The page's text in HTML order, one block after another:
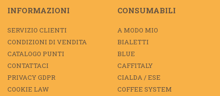
INFORMAZIONI
SERVIZIO CLIENTI
CONDIZIONI DI VENDITA
CATALOGO PUNTI
CONTATTACI
PRIVACY GDPR
COOKIE LAW
CONSUMABILI
A MODO MIO
BIALETTI
BLUE
CAFFITALY
CIALDA / ESE
COFFEE SYSTEM